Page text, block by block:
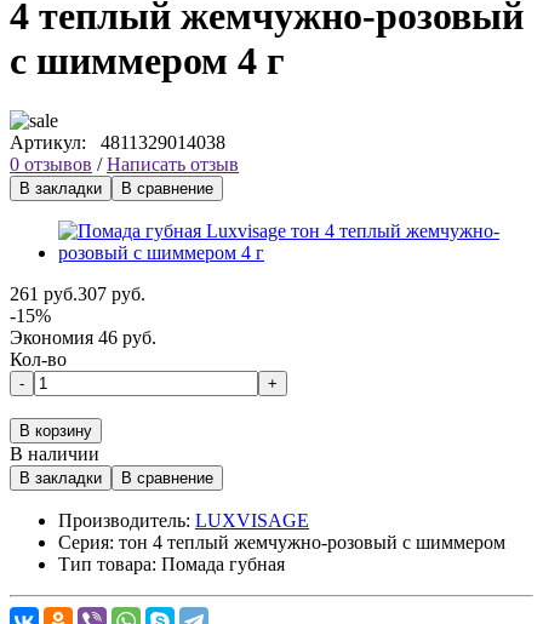
4 теплый жемчужно-розовый
с шиммером 4 г
Артикул: 4811329014038
0 отзывов /Написать отзыв
В закладки В сравнение
261 руб.307 руб.
-15%
Экономия 46 руб.
Кол-во
- +
В корзину
В наличии
В закладки В сравнение
Производитель: LUXVISAGE
Серия: тон 4 теплый жемчужно-розовый с шиммером
Тип товара: Помада губная